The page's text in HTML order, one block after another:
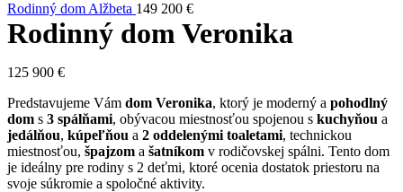
Rodinný dom Alžbeta 149 200 €
Rodinný dom Veronika
125 900 €
Predstavujeme Vám dom Veronika, ktorý je moderný a pohodlný
dom s 3 spálňami, obývacou miestnosťou spojenou s kuchyňou a
jedálňou, kúpeľňou a 2 oddelenými toaletami, technickou
miestnosťou, špajzom a šatníkom v rodičovskej spálni. Tento dom
je ideálny pre rodiny s 2 deťmi, ktoré ocenia dostatok priestoru na
svoje súkromie a spoločné aktivity.